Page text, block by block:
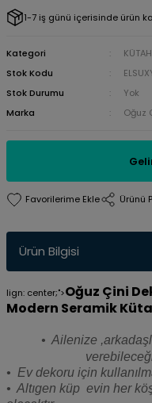
1-7 iş günü içerisinde ürün
Kategori
Stok Kodu
Stok Durumu
Yok
Marka
Oğuz
Ürünü
Ürün Bilgisi
lign: center;">Oğuz Çini
Modern Seramik
• Ailenize
• Ev dekoru için
• Altıgen küp evin her